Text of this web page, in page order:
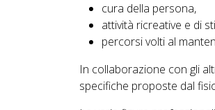
cura della persona,
attività ricreative e di
percorsi volti al
In collaborazione con gli
specifiche proposte dal